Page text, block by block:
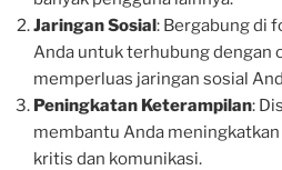
Jaringan Sosial: Bergabung di
Anda untuk terhubung dengan
memperluas jaringan sosial
Peningkatan Keterampilan:
membantu Anda
kritis dan komunikasi.